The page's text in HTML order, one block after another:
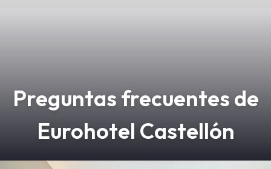
Preguntas frecuentes de
Eurohotel Castellón